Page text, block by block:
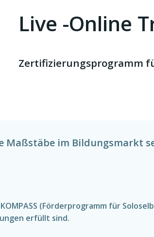
Live -Online
Zertifizierungsprogramm
Maßstäbe im Bildungsmarkt
(Förderprogramm für
erfüllt sind.